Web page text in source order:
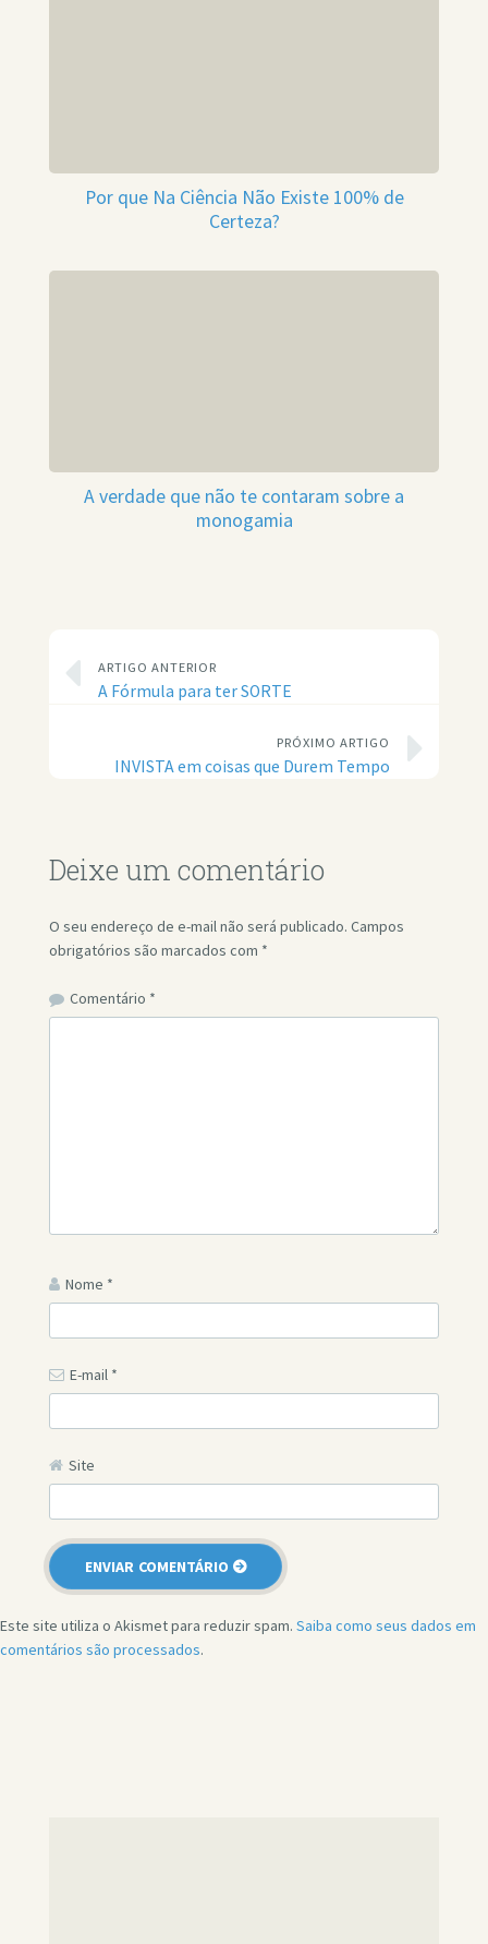
Por que Na Ciência Não Existe 100% de
Certeza?
A verdade que não te contaram sobre a
monogamia
ARTIGO ANTERIOR
A Fórmula para ter SORTE
PRÓXIMO ARTIGO
INVISTA em coisas que Durem Tempo
Deixe um comentário
O seu endereço de e-mail não será publicado. Campos
obrigatórios são marcados com *
Comentário *
Nome *
E-mail *
Site
Este site utiliza o Akismet para reduzir spam. Saiba como seus dados em
comentários são processados.